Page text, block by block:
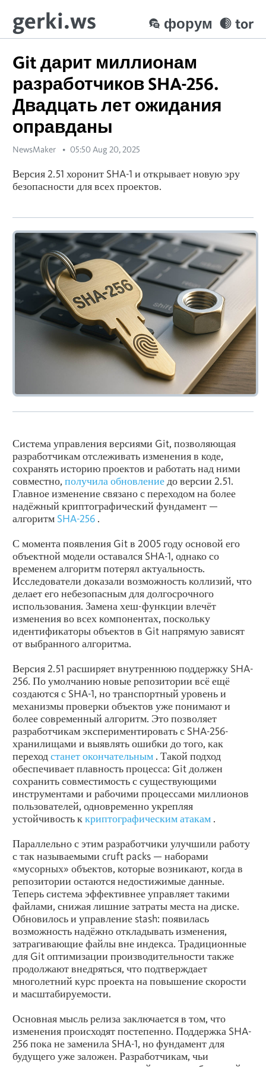
gerki.ws tor
форум
Git дарит миллионам
разработчиков SHA-256.
Двадцать лет ожидания
оправданы
NewsMaker 05:50 Aug 20, 2025
Версия 2.51 хоронит SHA-1 и открывает новую эру
безопасности для всех проектов.
Система управления версиями Git, позволяющая
разработчикам отслеживать изменения в коде,
сохранять историю проектов и работать над ними
совместно, получила обновление до версии 2.51.
Главное изменение связано с переходом на более
надёжный криптографический фундамент —
алгоритм SHA-256 .
С момента появления Git в 2005 году основой его
объектной модели оставался SHA-1, однако со
временем алгоритм потерял актуальность.
Исследователи доказали возможность коллизий, что
делает его небезопасным для долгосрочного
использования. Замена хеш-функции влечёт
изменения во всех компонентах, поскольку
идентификаторы объектов в Git напрямую зависят
от выбранного алгоритма.
Версия 2.51 расширяет внутреннюю поддержку SHA-
256. По умолчанию новые репозитории всё ещё
создаются с SHA-1, но транспортный уровень и
механизмы проверки объектов уже понимают и
более современный алгоритм. Это позволяет
разработчикам экспериментировать с SHA-256-
хранилищами и выявлять ошибки до того, как
переходстанет окончательным . Такой подход
обеспечивает плавность процесса: Git должен
сохранить совместимость с существующими
инструментами и рабочими процессами миллионов
пользователей, одновременно укрепляя
устойчивость ккриптографическим атакам .
Параллельно с этим разработчики улучшили работу
с так называемыми cruft packs — наборами
«мусорных» объектов, которые возникают, когда в
репозитории остаются недостижимые данные.
Теперь система эффективнее управляет такими
файлами, снижая лишние затраты места на диске.
Обновилось и управление stash: появилась
возможность надёжно откладывать изменения,
затрагивающие файлы вне индекса. Традиционные
для Git оптимизации производительности также
продолжают внедряться, что подтверждает
многолетний курс проекта на повышение скорости
и масштабируемости.
Основная мысль релиза заключается в том, что
изменения происходят постепенно. Поддержка SHA-
256 пока не заменила SHA-1, но фундамент для
будущего уже заложен. Разработчикам, чьи